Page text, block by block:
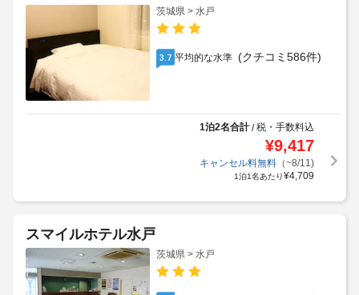
茨城県 > 水戸
3.7 平均的な水準 (クチコミ586件)
1泊2名合計/税・手数料込
¥9,417
キャンセル料無料（~8/11)
1泊1名あたり¥4,709
スマイルホテル水戸
茨城県 > 水戸